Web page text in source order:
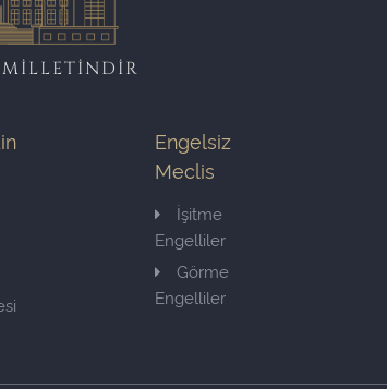
MİLLETİNDİR
Engelsiz
Meclis
İşitme
Engelliler
Görme
Engelliler